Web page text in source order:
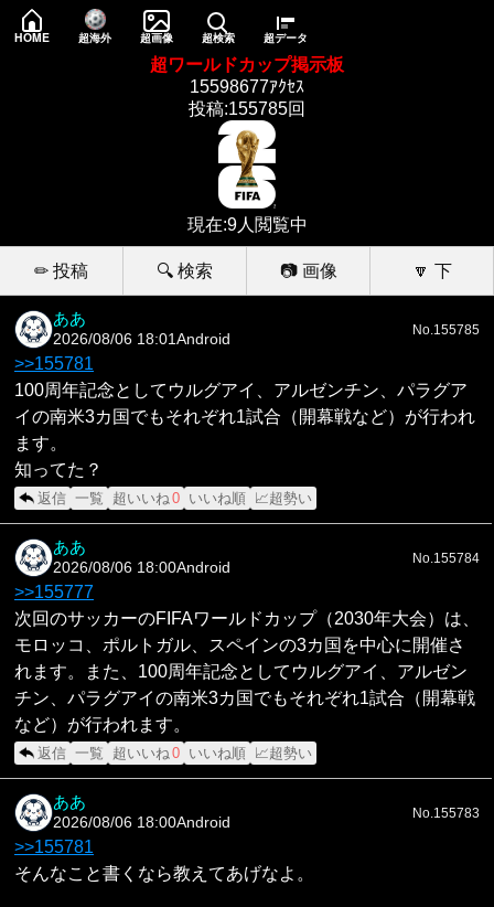
HOME 超海外 超画像 超検索 超データ
超ワールドカップ掲示板
15598677ｱｸｾｽ
投稿:155785回
現在:9人閲覧中
✏ 投稿 🔍 検索 📷 画像 🔽 下
ああ
2026/08/06 18:01Android
No.155785
>>155781
100周年記念としてウルグアイ、アルゼンチン、パラグア
イの南米3カ国でもそれぞれ1試合（開幕戦など）が行われ
ます。
知ってた？
返信 一覧 超いいね0 いいね順 📈超勢い
ああ
2026/08/06 18:00Android
No.155784
>>155777
次回のサッカーのFIFAワールドカップ（2030年大会）は、
モロッコ、ポルトガル、スペインの3カ国を中心に開催さ
れます。また、100周年記念としてウルグアイ、アルゼン
チン、パラグアイの南米3カ国でもそれぞれ1試合（開幕戦
など）が行われます。
返信 一覧 超いいね0 いいね順 📈超勢い
ああ
2026/08/06 18:00Android
No.155783
>>155781
そんなこと書くなら教えてあげなよ。